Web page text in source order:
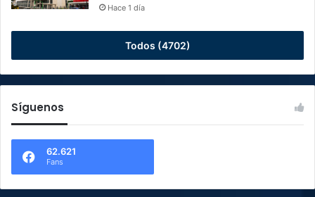
Hace 1 día
Todos (4702)
Síguenos
62.621
Fans